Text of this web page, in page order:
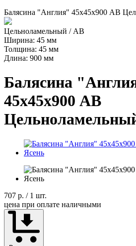
Балясина "Англия" 45х45х900 АВ
Цельноламельный / AB
Ширина: 45 мм
Толщина: 45 мм
Длина: 900 мм
Балясина
45х45х900 АВ
707 р. / 1 шт.
цена при оплате наличными